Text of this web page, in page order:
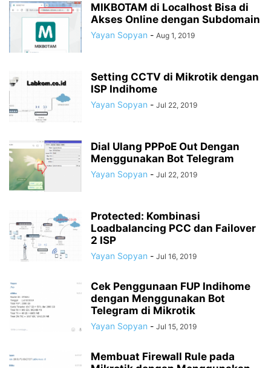
MIKBOTAM di Localhost Bisa di
Akses Online dengan Subdomain
Yayan Sopyan - Aug 1, 2019
Setting CCTV di Mikrotik dengan
ISP Indihome
Yayan Sopyan - Jul 22, 2019
Dial Ulang PPPoE Out Dengan
Menggunakan Bot Telegram
Yayan Sopyan - Jul 22, 2019
Protected: Kombinasi
Loadbalancing PCC dan Failover
2 ISP
Yayan Sopyan - Jul 16, 2019
Cek Penggunaan FUP Indihome
dengan Menggunakan Bot
Telegram di Mikrotik
Yayan Sopyan - Jul 15, 2019
Membuat Firewall Rule pada